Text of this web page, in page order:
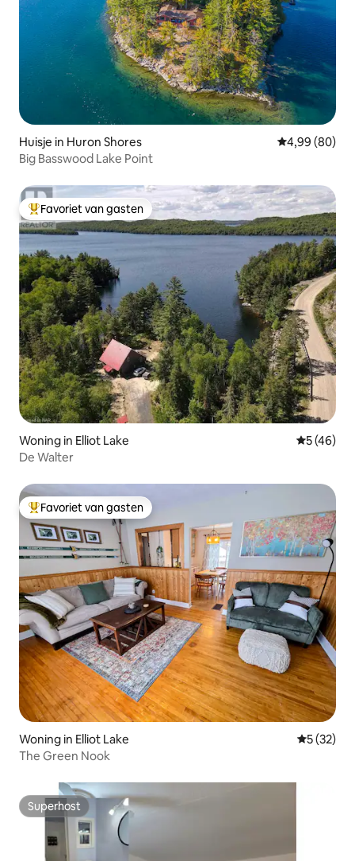
Huisje in Huron Shores Gemiddelde
4,99 (80)
Big Basswood Lake Point
Topfavoriet van gasten
Favoriet van gasten
Woning in Elliot Lake
5 (46)
De Walter
Topfavoriet van gasten
Favoriet van gasten
Woning in Elliot Lake
5 (32)
The Green Nook
Superhost
Superhost